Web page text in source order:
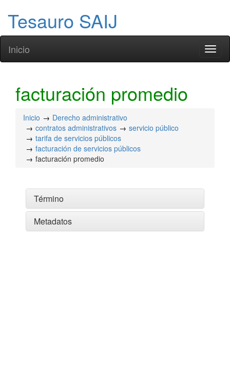
Tesauro SAIJ
Inicio
facturación promedio
Inicio
Derecho administrativo
contratos administrativos
servicio público
tarifa de servicios públicos
facturación de servicios públicos
facturación promedio
Término
Metadatos